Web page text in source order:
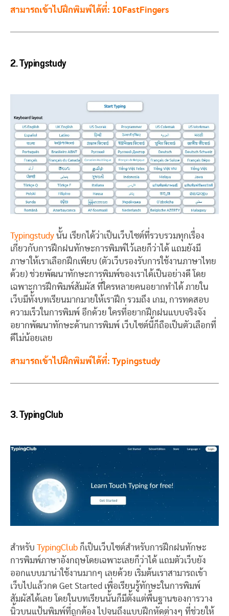
สามารถเข้าไปฝึกพิมพ์ได้ที่: 10FastFingers
2.Typingstudy
Typingstudy นั้น เรียกได้ว่าเป็นเว็บไซต์ที่รวบรวมทุกเรื่อง
เกี่ยวกับการฝึกฝนทักษะการพิมพ์ไว้เลยก็ว่าได้ แถมยังมี
ภาษาให้เราเลือกฝึกเพียบ (ตัวเว็บรองรับการใช้งานภาษาไทย
ด้วย) ช่วยพัฒนาทักษะการพิมพ์ของเราได้เป็นอย่างดี โดย
เฉพาะการฝึกพิมพ์สัมผัส ที่ใครหลายคนอยากทำได้ ภายใน
เว็บมีทั้งบทเรียนมากมายให้เราฝึก รวมถึง เกม, การทดสอบ
ความเร็วในการพิมพ์ อีกด้วย ใครที่อยากฝึกฝนแบบจริงจัง
อยากพัฒนาทักษะด้านการพิมพ์ เว็บไซต์นี้ก็ถือเป็นตัวเลือกที่
ดีไม่น้อยเลย
สามารถเข้าไปฝึกพิมพ์ได้ที่: Typingstudy
3.TypingClub
สำหรับ TypingClub ก็เป็นเว็บไซต์สำหรับการฝึกฝนทักษะ
การพิมพ์ภาษาอังกฤษโดยเฉพาะเลยก็ว่าได้ แถมตัวเว็บยัง
ออกแบบมาน่าใช้งานมากๆ เลยด้วย เริ่มต้นเราสามารถเข้า
เว็บไปแล้วกด Get Started เพื่อเรียนรู้ทักษะในการพิมพ์
สัมผัสได้เลย โดยในบทเรียนนั้นก็มีตั้งแต่พื้นฐานของการวาง
นิ้วบนแป้นพิมพ์ที่ถูกต้อง ไปจนถึงแบบฝึกหัดต่างๆ ที่ช่วยให้